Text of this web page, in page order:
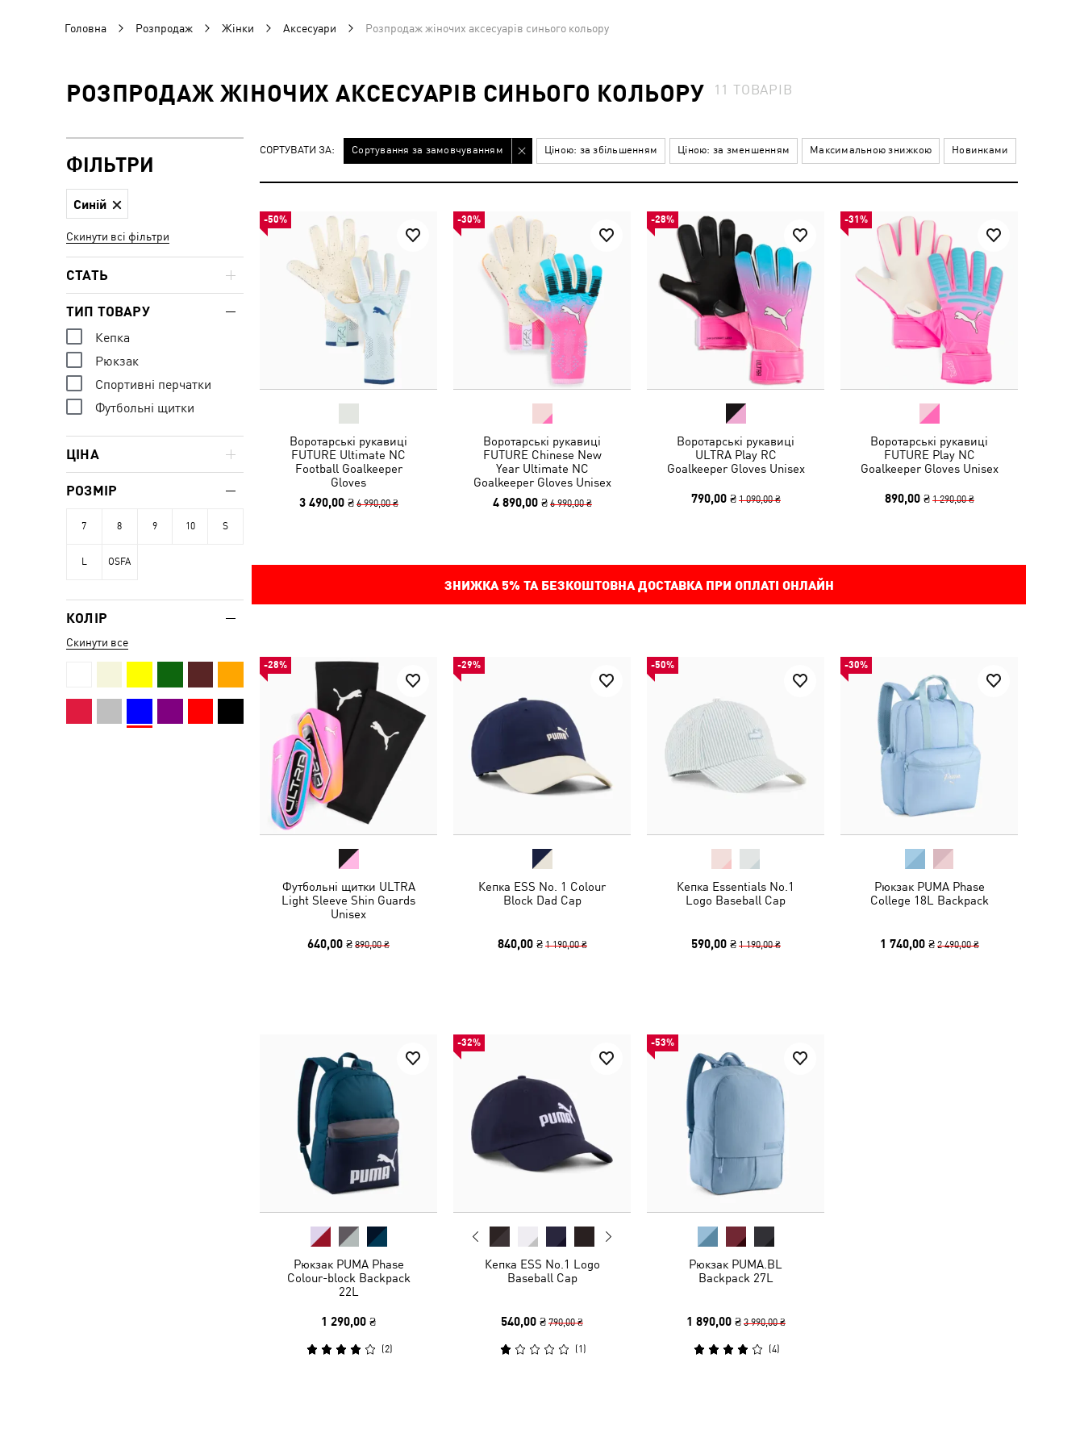
Головна Розпродаж Жінки Аксесуари Розпродаж жіночих аксесуарів синього кольору
РОЗПРОДАЖ ЖІНОЧИХ АКСЕСУАРІВ СИНЬОГО КОЛЬОРУ 11ТОВАРІВ
СОРТУВАТИ ЗА: Сортування за замовчуванням Ціною: за збільшенням Ціною: за зменшенням Максимальною знижкою Новинками
-50%
Воротарські рукавиці
FUTURE Ultimate NC
Football Goalkeeper
Gloves
3 490,00 ₴ 6 990,00 ₴
-30%
Воротарські рукавиці
FUTURE Chinese New
Year Ultimate NC
Goalkeeper Gloves Unisex
4 890,00 ₴ 6 990,00 ₴
-28%
Воротарські рукавиці
ULTRA Play RC
Goalkeeper Gloves Unisex
790,00 ₴ 1 090,00 ₴
-31%
Воротарські рукавиці
FUTURE Play NC
Goalkeeper Gloves Unisex
890,00 ₴ 1 290,00 ₴
ЗНИЖКА 5% ТА БЕЗКОШТОВНА ДОСТАВКА ПРИ ОПЛАТІ ОНЛАЙН
-28%
Футбольні щитки ULTRA
Light Sleeve Shin Guards
Unisex
640,00 ₴890,00 ₴
-29%
Кепка ESS No. 1 Colour
Block Dad Cap
840,00 ₴ 1 190,00 ₴
-50%
Кепка Essentials No.1
Logo Baseball Cap
590,00 ₴ 1 190,00 ₴
-30%
Рюкзак PUMA Phase
College 18L Backpack
1 740,00 ₴ 2 490,00 ₴
Рюкзак PUMA Phase
Colour-block Backpack
22L
1 290,00 ₴
(2)
-32%
Кепка ESS No.1 Logo
Baseball Cap
540,00 ₴790,00 ₴
(1 )
-53%
Рюкзак PUMA.BL
Backpack 27L
1 890,00 ₴ 3 990,00 ₴
(4)
ФІЛЬТРИ
Синій
Скинути всі фільтри
СТАТЬ
ТИП ТОВАРУ
Кепка
Рюкзак
Спортивні перчатки
Футбольні щитки
ЦІНА
РОЗМІР
7 8 9 10 S
L OSFA
КОЛІР
Скинути все